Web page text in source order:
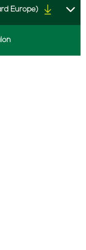
Europe)